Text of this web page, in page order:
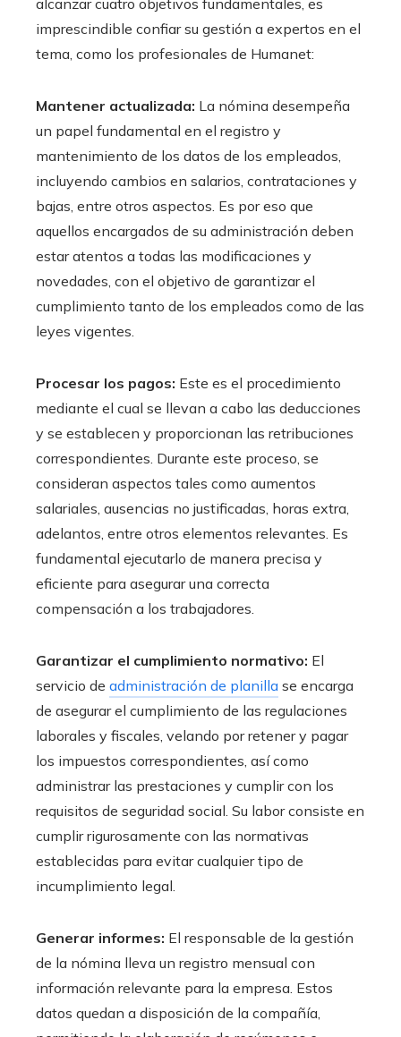
alcanzar cuatro objetivos fundamentales, es
imprescindible confiar su gestión a expertos en el
tema, como los profesionales de Humanet:
Mantener actualizada: La nómina desempeña
un papel fundamental en el registro y
mantenimiento de los datos de los empleados,
incluyendo cambios en salarios, contrataciones y
bajas, entre otros aspectos. Es por eso que
aquellos encargados de su administración deben
estar atentos a todas las modificaciones y
novedades, con el objetivo de garantizar el
cumplimiento tanto de los empleados como de las
leyes vigentes.
Procesar los pagos: Este es el procedimiento
mediante el cual se llevan a cabo las deducciones
y se establecen y proporcionan las retribuciones
correspondientes. Durante este proceso, se
consideran aspectos tales como aumentos
salariales, ausencias no justificadas, horas extra,
adelantos, entre otros elementos relevantes. Es
fundamental ejecutarlo de manera precisa y
eficiente para asegurar una correcta
compensación a los trabajadores.
Garantizar el cumplimiento normativo: El
servicio de administración de planilla se encarga
de asegurar el cumplimiento de las regulaciones
laborales y fiscales, velando por retener y pagar
los impuestos correspondientes, así como
administrar las prestaciones y cumplir con los
requisitos de seguridad social. Su labor consiste en
cumplir rigurosamente con las normativas
establecidas para evitar cualquier tipo de
incumplimiento legal.
Generar informes: El responsable de la gestión
de la nómina lleva un registro mensual con
información relevante para la empresa. Estos
datos quedan a disposición de la compañía,